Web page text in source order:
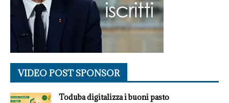
VIDEO POST SPONSOR
Toduba digitalizza i buoni pasto